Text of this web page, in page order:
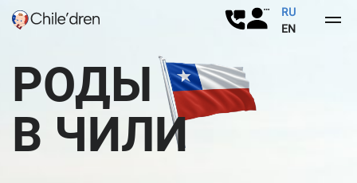
О нас
О нас
Роды в Чили
RU
EN
РОДЫ
В ЧИЛИ